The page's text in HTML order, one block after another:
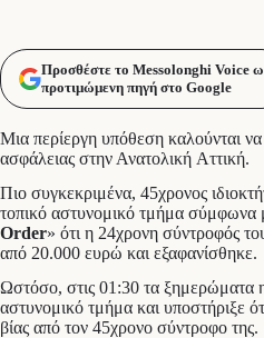
Προσθέστε το Messolonghi Voice
προτιμώμενη πηγή στο Google
Μια περίεργη υπόθεση καλούνται
ασφάλειας στην Ανατολική Αττική.
Πιο συγκεκριμένα, 45χρονος
τοπικό αστυνομικό τμήμα σύμφωνα
Order» ότι η 24χρονη σύντροφός
από 20.000 ευρώ και εξαφανίσθηκε.
Ωστόσο, στις 01:30 τα ξημερώματα
αστυνομικό τμήμα και υποστήριξε
βίας από τον 45χρονο σύντροφο της.